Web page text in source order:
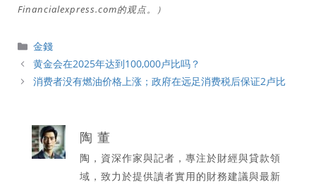
Financialexpress.com的观点。）
分
類
金錢
黄金会在2025年达到100,000卢比吗？
消费者没有燃油价格上涨；政府在远足消费税后保证2卢比
陶 董
陶，資深作家與記者，專注於財經與貸款領
域，致力於提供讀者實用的財務建議與最新